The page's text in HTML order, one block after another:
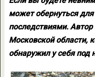
может обернуться
последствиями. Автор
Московской области,
обнаружил у себя под